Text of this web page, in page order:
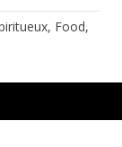
Food,